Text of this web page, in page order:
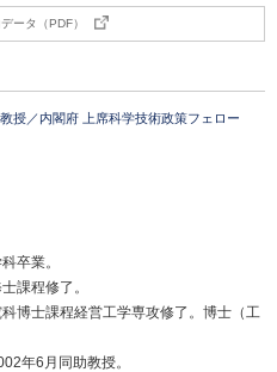
ータ（PDF）
授／内閣府 上席科学技術政策フェロー
卒業。
課程修了。
博士課程経営工学専攻修了。博士（工
年6月同助教授。